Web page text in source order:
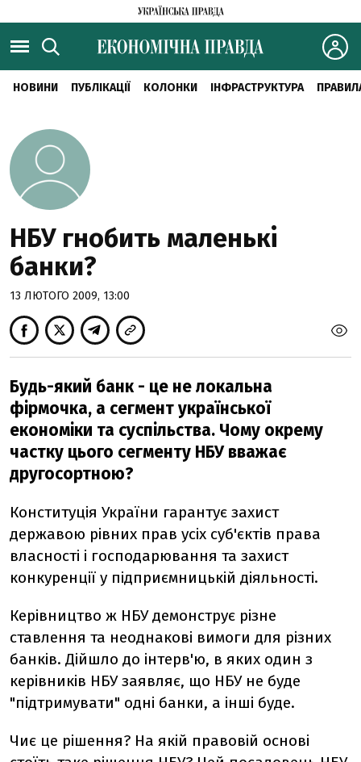
НОВИНИ ПУБЛІКАЦІЇ КОЛОНКИ ІНФРАСТРУКТУРА
НБУ гнобить маленькі
банки?
13 ЛЮТОГО 2009, 13:00
Будь-який банк - це не локальна
фірмочка, а сегмент української
економіки та суспільства. Чому окрему
частку цього сегменту НБУ вважає
другосортною?
Конституція України гарантує захист
державою рівних прав усіх суб'єктів права
власності і господарювання та захист
конкуренції у підприємницькій діяльності.
Керівництво ж НБУ демонструє різне
ставлення та неоднакові вимоги для різних
банків. Дійшло до інтерв'ю, в яких один з
керівників НБУ заявляє, що НБУ не буде
"підтримувати" одні банки, а інші буде.
Чиє це рішення? На якій правовій основі